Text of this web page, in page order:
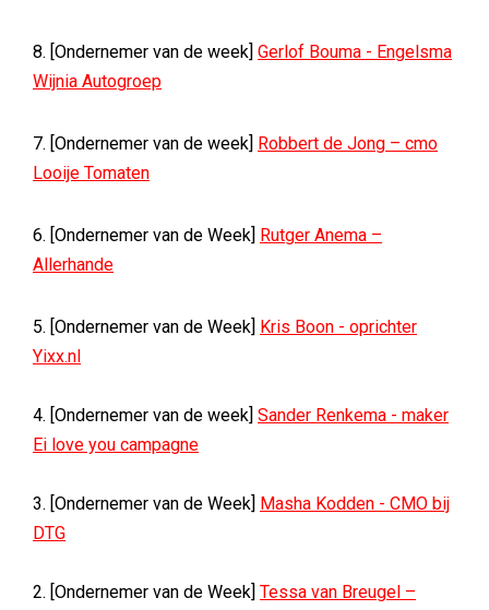
8. [Ondernemer van de week] Gerlof Bouma - Engelsma
Wijnia Autogroep
7. [Ondernemer van de week] Robbert de Jong – cmo
Looije Tomaten
6. [Ondernemer van de Week] Rutger Anema –
Allerhande
5. [Ondernemer van de Week] Kris Boon - oprichter
Yixx.nl
4. [Ondernemer van de week] Sander Renkema - maker
Ei love you campagne
3. [Ondernemer van de Week] Masha Kodden - CMO bij
DTG
2. [Ondernemer van de Week] Tessa van Breugel –